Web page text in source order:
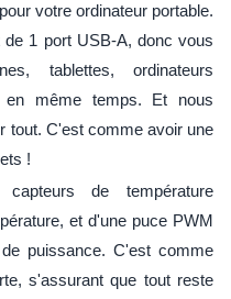
votre ordinateur portable.
de 1 port USB-A, donc vous
tablettes, ordinateurs
en même temps. Et nous
tout. C'est comme avoir une
!
de température
et d'une puce PWM
puissance. C'est comme
s'assurant que tout reste